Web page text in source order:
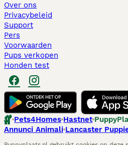
Over ons
Privacybeleid
Support
Pers
Voorwaarden
Pups verkopen
Honden test
Pets4Homes Hastnet
Annunci Animali Lancaster